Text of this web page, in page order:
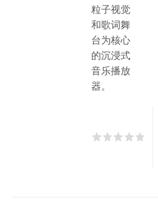
粒子视觉
和歌词舞
台为核心
的沉浸式
音乐播放
器。